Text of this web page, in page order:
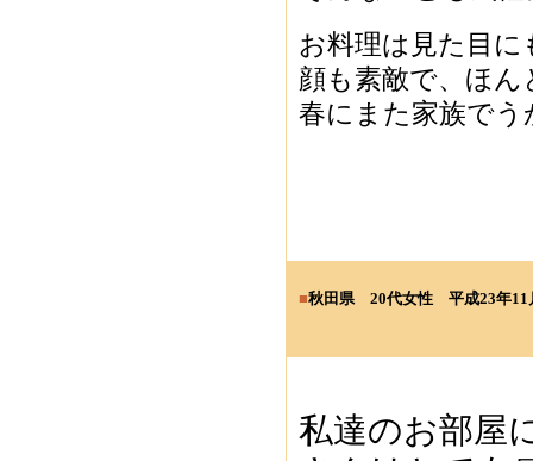
お料理は見た目
顔も素敵で、ほ
春にまた家族で
■秋田県 20代女性 平成23年11
私達のお部屋